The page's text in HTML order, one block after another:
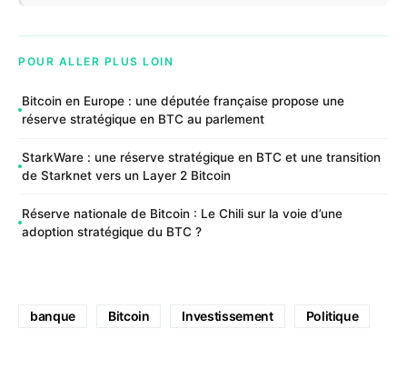
POUR ALLER PLUS LOIN
Bitcoin en Europe : une députée française propose une
réserve stratégique en BTC au parlement
StarkWare : une réserve stratégique en BTC et une transition
de Starknet vers un Layer 2 Bitcoin
Réserve nationale de Bitcoin : Le Chili sur la voie d’une
adoption stratégique du BTC ?
banque Bitcoin Investissement Politique